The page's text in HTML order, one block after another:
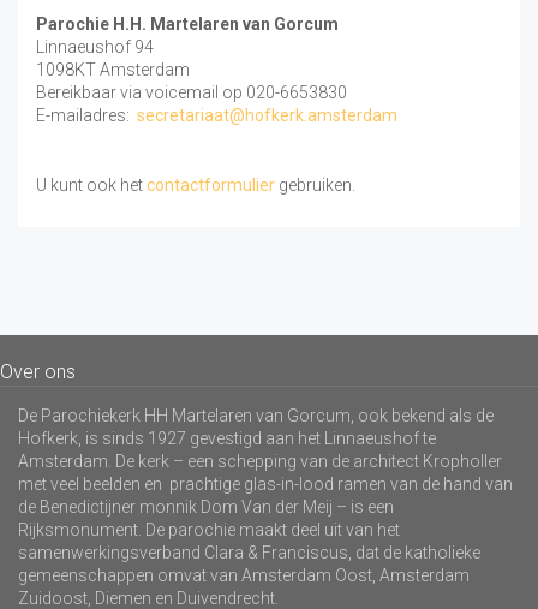
Parochie H.H. Martelaren van Gorcum
Linnaeushof 94
1098KT Amsterdam
Bereikbaar via voicemail op 020-6653830
E-mailadres: secretariaat@hofkerk.amsterdam
U kunt ook hetcontactformulier gebruiken.
Over ons
De Parochiekerk HH Martelaren van Gorcum, ook bekend als de
Hofkerk, is sinds 1927 gevestigd aan het Linnaeushof te
Amsterdam. De kerk – een schepping van de architect Kropholler
met veel beelden en prachtige glas-in-lood ramen van de hand van
de Benedictijner monnik Dom Van der Meij – is een
Rijksmonument. De parochie maakt deel uit van het
samenwerkingsverband Clara & Franciscus, dat de katholieke
gemeenschappen omvat van Amsterdam Oost, Amsterdam
Zuidoost, Diemen en Duivendrecht.